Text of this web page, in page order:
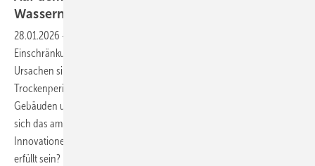
Wassernutzung
28.01.2026 -
Einschränkungen bei der Wasserentnahme nachdenken. Die
Ursachen sind sinkende Grundwasserpegel und häufigere
Trockenperioden. Eine Gegenmaßnahme liegt darin, Wasser in
Gebäuden und Sanitärräumen effizienter zu nutzen. Doch wie lässt
sich das am besten umsetzen? Welche Maßnahmen und technischen
Innovationen können dabei helfen? Welche Voraussetzungen müssen
erfüllt sein? Und ­welchen Nutzen können SHK-Betriebe daraus